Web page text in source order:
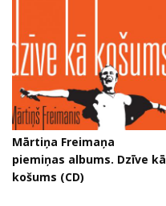
Mārtiņa Freimaņa
piemiņas albums. Dzīve kā
košums (CD)